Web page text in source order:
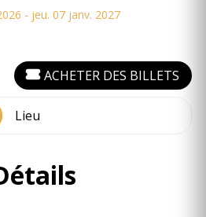
- jeu. 07 janv. 2027
Lieu
ACHETER DES BILLETS